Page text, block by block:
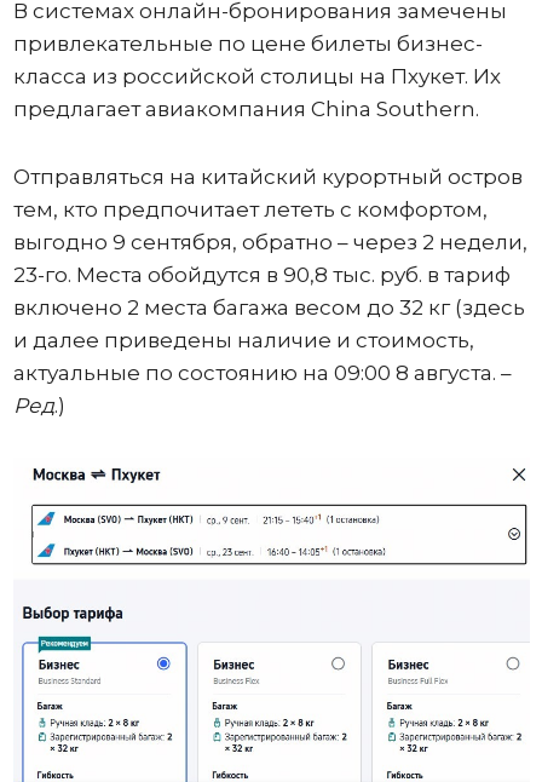
В системах онлайн-бронирования замечены
привлекательные по цене билеты бизнес-
класса из российской столицы на Пхукет. Их
предлагает авиакомпания China Southern.
Отправляться на китайский курортный остров
тем, кто предпочитает лететь с комфортом,
выгодно 9 сентября, обратно – через 2 недели,
23-го. Места обойдутся в 90,8 тыс. руб. в тариф
включено 2 места багажа весом до 32 кг (здесь
и далее приведены наличие и стоимость,
актуальные по состоянию на 09:00 8 августа. –
Ред.)